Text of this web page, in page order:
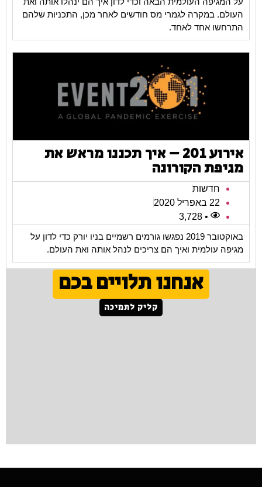
העולם. במקרה לגמרי מס חודשים לאחר מכן, התכניות שלהם
התרחשו אחד לאחד.
אירוע 201 – איך תכננו מראש את
מגיפת הקורונה
חדשות
22 באפריל 2020
• 3,728
באוקטובר 2019 נפגשו גורמים רשמיים בניו יורק כדי לדון על
מגיפה עולמית ואיך הם צריכים לנהל אותה ואת העולם.
אנחנו תלויים בכם
קליק לתמיכה